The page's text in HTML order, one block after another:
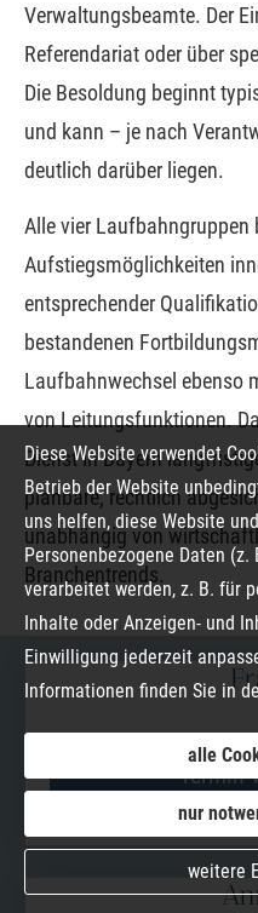
Verwaltungsbeamte. Der
Referendariat oder über
Die Besoldung beginnt
und kann – je nach
deutlich darüber liegen.
Alle vier Laufbahngruppen
Aufstiegsmöglichkeiten
entsprechender
bestandenen
Laufbahnwechsel ebenso
von Leitungsfunktionen.
Dienst in Bayern
planbare, rechtlich
unabhängig von
Branchentrends.
Termin
Diese Website verwendet
Betrieb der Website
uns helfen, diese Website
Personenbezogene Daten (z.
verarbeitet werden, z. B. für
Inhalte oder Anzeigen- und
Einwilligung jederzeit
Informationen finden Sie in
alle
nur
weitere